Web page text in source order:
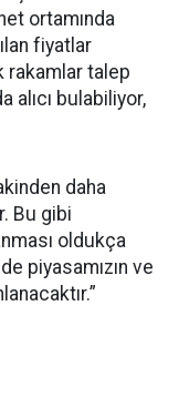
ortamında
fiyatlar
rakamlar talep
alıcı bulabiliyor,
daha
Bu gibi
oldukça
piyasamızın ve